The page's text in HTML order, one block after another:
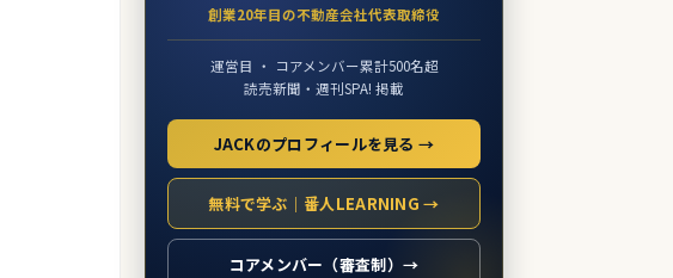
創業20年目の不動産会社代表取締役
運営目 ・ コアメンバー累計500名超
読売新聞・週刊SPA! 掲載
JACKのプロフィールを見る →
無料で学ぶ｜番人LEARNING →
コアメンバー（審査制）→